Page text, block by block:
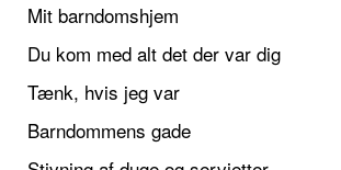
Mit barndomshjem
Du kom med alt det der var dig
Tænk, hvis jeg var
Barndommens gade